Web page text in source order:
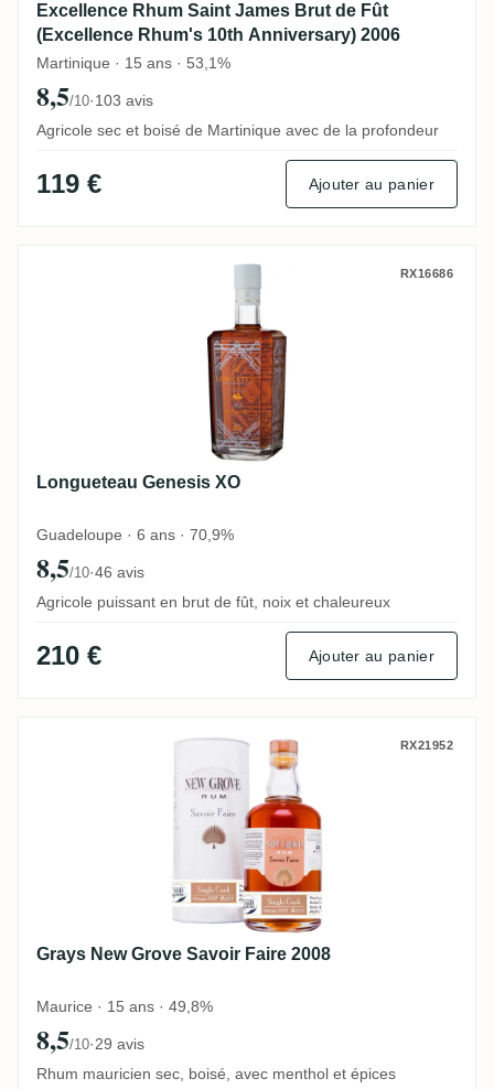
Excellence Rhum Saint James Brut de Fût
(Excellence Rhum's 10th Anniversary) 2006
Martinique · 15 ans · 53,1%
8,5/10·103 avis
Agricole sec et boisé de Martinique avec de la profondeur
119 € Ajouter au panier
RX16686
Longueteau Genesis XO
Guadeloupe · 6 ans · 70,9%
8,5/10·46 avis
Agricole puissant en brut de fût, noix et chaleureux
210 € Ajouter au panier
Grays New Grove Savoir Faire 2008RX21952
Grays New Grove Savoir Faire 2008
Maurice · 15 ans · 49,8%
8,5/10·29 avis
Rhum mauricien sec, boisé, avec menthol et épices